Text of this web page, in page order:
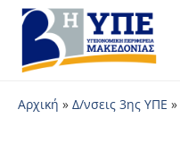
Αρχική » Δ/νσεις 3ης ΥΠΕ »